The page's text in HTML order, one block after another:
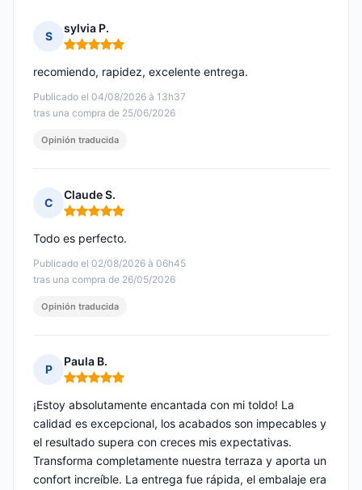
S
sylvia P.
Nota: 5 de 5
Publicado el 04/08/2026 à 13h37
tras una compra de 25/06/2026
recomiendo, rapidez, excelente entrega.
Opinión traducida
C
Claude S.
Nota: 5 de 5
Publicado el 02/08/2026 à 06h45
tras una compra de 26/05/2026
Todo es perfecto.
Opinión traducida
P
Paula B.
Nota: 5 de 5
¡Estoy absolutamente encantada con mi toldo! La
calidad es excepcional, los acabados son impecables y
el resultado supera con creces mis expectativas.
Transforma completamente nuestra terraza y aporta un
confort increíble. La entrega fue rápida, el embalaje era